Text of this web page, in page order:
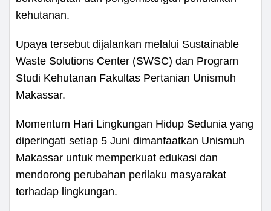
kehutanan.
Upaya tersebut dijalankan melalui Sustainable
Waste Solutions Center (SWSC) dan Program
Studi Kehutanan Fakultas Pertanian Unismuh
Makassar.
Momentum Hari Lingkungan Hidup Sedunia yang
diperingati setiap 5 Juni dimanfaatkan Unismuh
Makassar untuk memperkuat edukasi dan
mendorong perubahan perilaku masyarakat
terhadap lingkungan.